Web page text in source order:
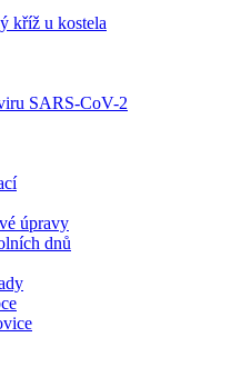
kříž u kostela
SARS-CoV-2
úpravy
dnů